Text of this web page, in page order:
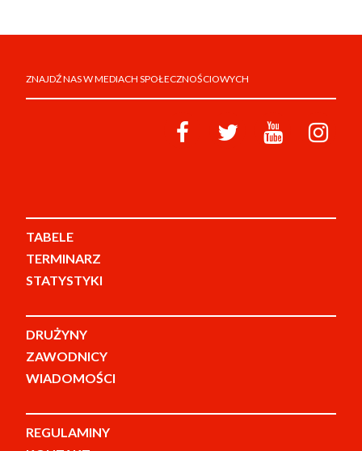
ZNAJDŹ NAS W MEDIACH SPOŁECZNOŚCIOWYCH
TABELE
TERMINARZ
STATYSTYKI
DRUŻYNY
ZAWODNICY
WIADOMOŚCI
REGULAMINY